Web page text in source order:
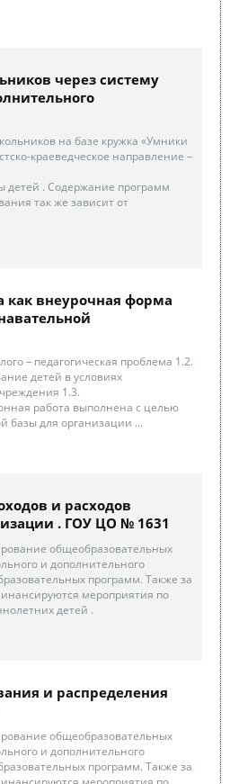
через систему
на базе кружка «Умники
краеведческое направление –
детей . Содержание программ
так же зависит от
как внеурочная форма
– педагогическая проблема 1.2.
детей в условиях
1.3.
работа выполнена с целью
базы для организации ...
и расходов
. ГОУ ЦО № 1631
общеобразовательных
и дополнительного
программ. Также за
мероприятия по
детей .
и распределения
общеобразовательных
и дополнительного
программ. Также за